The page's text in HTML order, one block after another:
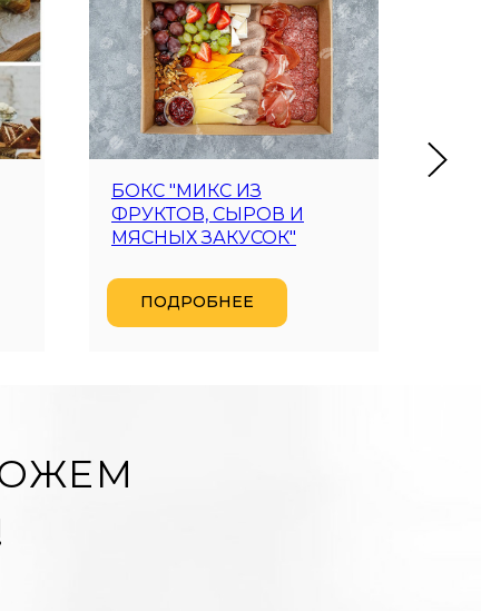
БОКС "МИКС ИЗ
ФРУКТОВ, СЫРОВ И
МЯСНЫХ ЗАКУСОК"
ПОДРОБНЕЕ